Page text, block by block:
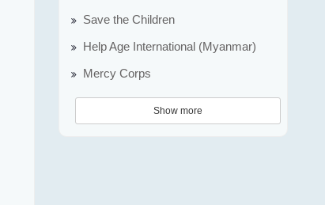
Save the Children
Help Age International (Myanmar)
Mercy Corps
Show more